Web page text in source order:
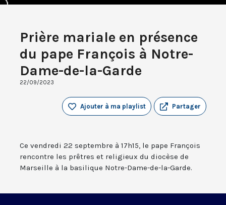
Prière mariale en présence
du pape François à Notre-
Dame-de-la-Garde
22/09/2023
Partager
Ajouter à ma playlist
Ce vendredi 22 septembre à 17h15, le pape François
rencontre les prêtres et religieux du diocèse de
Marseille à la basilique Notre-Dame-de-la-Garde.